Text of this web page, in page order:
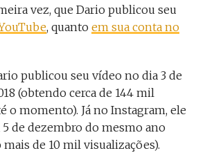
vez, que Dario publicou seu
, quanto em sua conta no
publicou seu vídeo no dia 3 de
(obtendo cerca de 144 mil
o momento). Já no Instagram, ele
de dezembro do mesmo ano
de 10 mil visualizações).